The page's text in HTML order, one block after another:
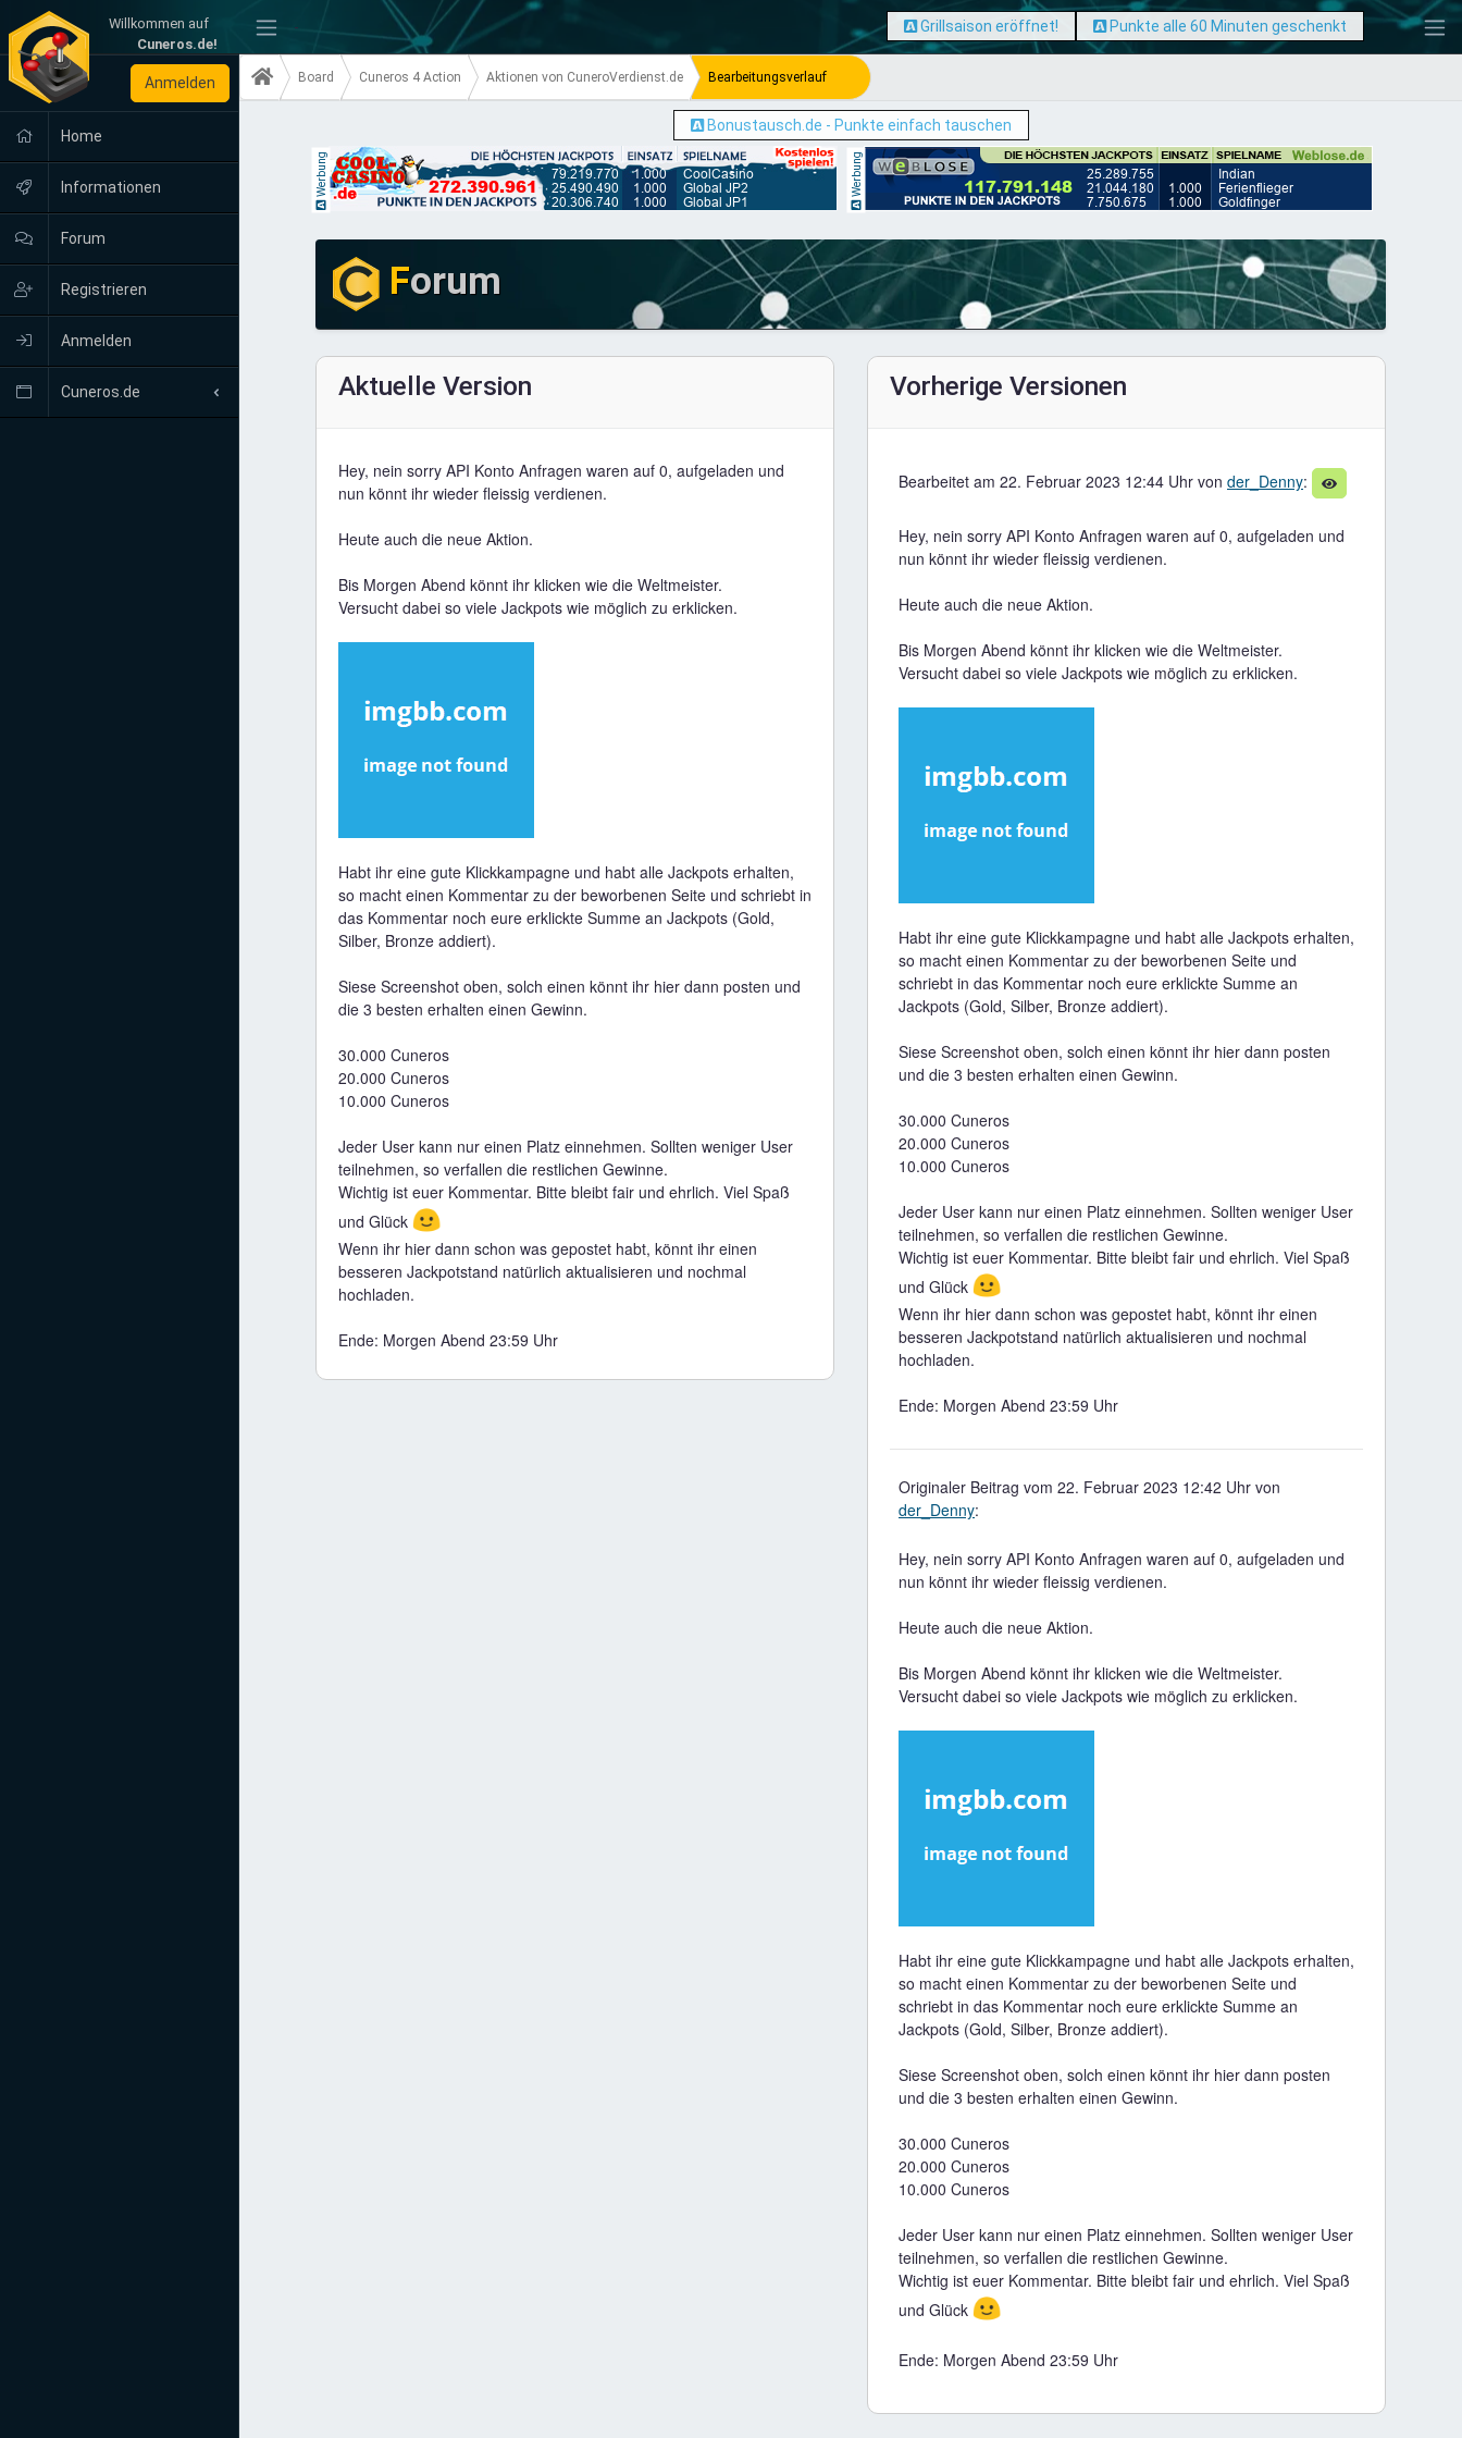
Willkommen auf
Cuneros.de!
- Grillsaison eröffnet! Punkte alle 60 Minuten geschenkt
Anmelden
Home
Informationen
Forum
Registrieren
Anmelden
Cuneros.de
Board Cuneros 4 Action Aktionen von CuneroVerdienst.de Bearbeitungsverlauf
Bonustausch.de - Punkte einfach tauschen
Werbung Werbung
Forum
Aktuelle Version
Hey, nein sorry API Konto Anfragen waren auf 0, aufgeladen und
nun könnt ihr wieder fleissig verdienen.
Heute auch die neue Aktion.
Bis Morgen Abend könnt ihr klicken wie die Weltmeister.
Versucht dabei so viele Jackpots wie möglich zu erklicken.
Habt ihr eine gute Klickkampagne und habt alle Jackpots erhalten,
so macht einen Kommentar zu der beworbenen Seite und schriebt in
das Kommentar noch eure erklickte Summe an Jackpots (Gold,
Silber, Bronze addiert).
Siese Screenshot oben, solch einen könnt ihr hier dann posten und
die 3 besten erhalten einen Gewinn.
30.000 Cuneros
20.000 Cuneros
10.000 Cuneros
Jeder User kann nur einen Platz einnehmen. Sollten weniger User
teilnehmen, so verfallen die restlichen Gewinne.
Wichtig ist euer Kommentar. Bitte bleibt fair und ehrlich. Viel Spaß
und Glück 🙂
Wenn ihr hier dann schon was gepostet habt, könnt ihr einen
besseren Jackpotstand natürlich aktualisieren und nochmal
hochladen.
Ende: Morgen Abend 23:59 Uhr
Vorherige Versionen
Bearbeitet am 22. Februar 2023 12:44 Uhr von der_Denny:
Hey, nein sorry API Konto Anfragen waren auf 0, aufgeladen und
nun könnt ihr wieder fleissig verdienen.
Heute auch die neue Aktion.
Bis Morgen Abend könnt ihr klicken wie die Weltmeister.
Versucht dabei so viele Jackpots wie möglich zu erklicken.
Habt ihr eine gute Klickkampagne und habt alle Jackpots erhalten,
so macht einen Kommentar zu der beworbenen Seite und
schriebt in das Kommentar noch eure erklickte Summe an
Jackpots (Gold, Silber, Bronze addiert).
Siese Screenshot oben, solch einen könnt ihr hier dann posten
und die 3 besten erhalten einen Gewinn.
30.000 Cuneros
20.000 Cuneros
10.000 Cuneros
Jeder User kann nur einen Platz einnehmen. Sollten weniger User
teilnehmen, so verfallen die restlichen Gewinne.
Wichtig ist euer Kommentar. Bitte bleibt fair und ehrlich. Viel Spaß
und Glück 🙂
Wenn ihr hier dann schon was gepostet habt, könnt ihr einen
besseren Jackpotstand natürlich aktualisieren und nochmal
hochladen.
Ende: Morgen Abend 23:59 Uhr
Originaler Beitrag vom 22. Februar 2023 12:42 Uhr von
der_Denny:
Hey, nein sorry API Konto Anfragen waren auf 0, aufgeladen und
nun könnt ihr wieder fleissig verdienen.
Heute auch die neue Aktion.
Bis Morgen Abend könnt ihr klicken wie die Weltmeister.
Versucht dabei so viele Jackpots wie möglich zu erklicken.
Habt ihr eine gute Klickkampagne und habt alle Jackpots erhalten,
so macht einen Kommentar zu der beworbenen Seite und
schriebt in das Kommentar noch eure erklickte Summe an
Jackpots (Gold, Silber, Bronze addiert).
Siese Screenshot oben, solch einen könnt ihr hier dann posten
und die 3 besten erhalten einen Gewinn.
30.000 Cuneros
20.000 Cuneros
10.000 Cuneros
Jeder User kann nur einen Platz einnehmen. Sollten weniger User
teilnehmen, so verfallen die restlichen Gewinne.
Wichtig ist euer Kommentar. Bitte bleibt fair und ehrlich. Viel Spaß
und Glück 🙂
Ende: Morgen Abend 23:59 Uhr